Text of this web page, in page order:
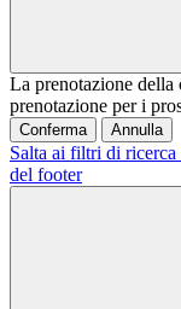
La prenotazione della
prenotazione per i
Conferma Annulla
Salta ai filtri di ricerca
del footer